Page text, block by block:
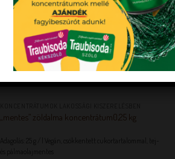
+
„mentes” zöldalma koncentrátum0,25 kg
Adagolás: 25 g / l Vegán, csökkentett cukortartalommal, tej-
és pálmaolajmentes